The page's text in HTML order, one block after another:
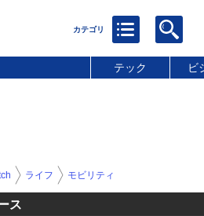
テック ビ
ライフ モビリティ
ス